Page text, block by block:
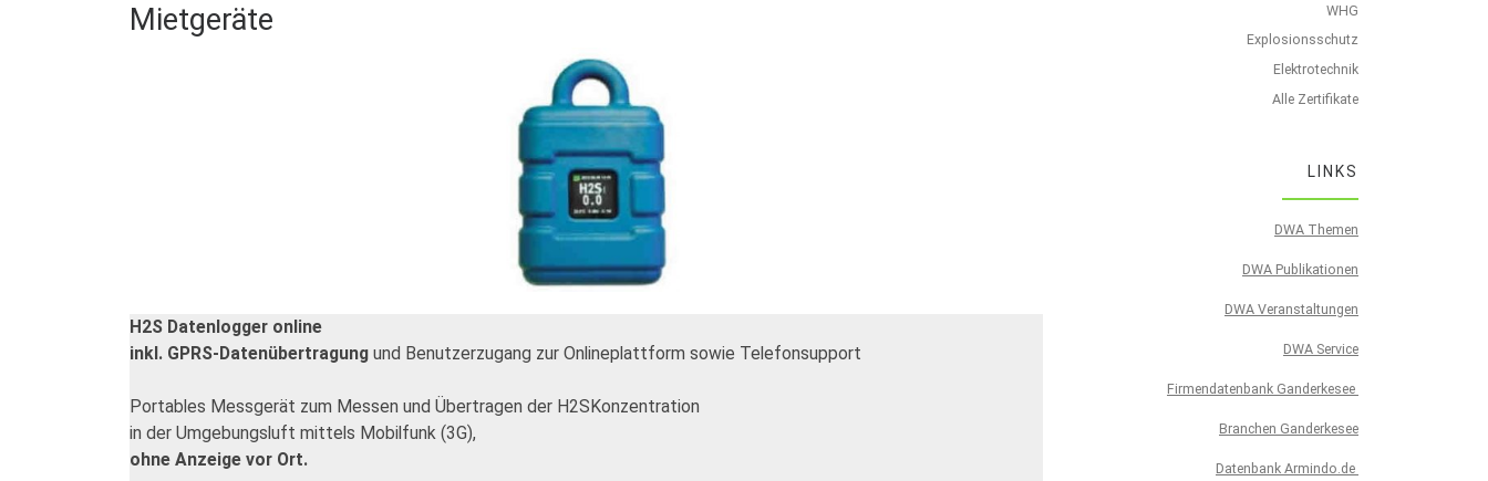
Mietgeräte
H2S Datenlogger online
inkl. GPRS-Datenübertragung und Benutzerzugang zur Onlineplattform sowie Telefonsupport
Portables Messgerät zum Messen und Übertragen der H2SKonzentration
in der Umgebungsluft mittels Mobilfunk (3G),
ohne Anzeige vor Ort.
WHG
Explosionsschutz
Elektrotechnik
Alle Zertifikate
LINKS
DWA Themen
DWA Publikationen
DWA Veranstaltungen
DWA Service
Firmendatenbank Ganderkesee
Branchen Ganderkesee
Datenbank Armindo.de